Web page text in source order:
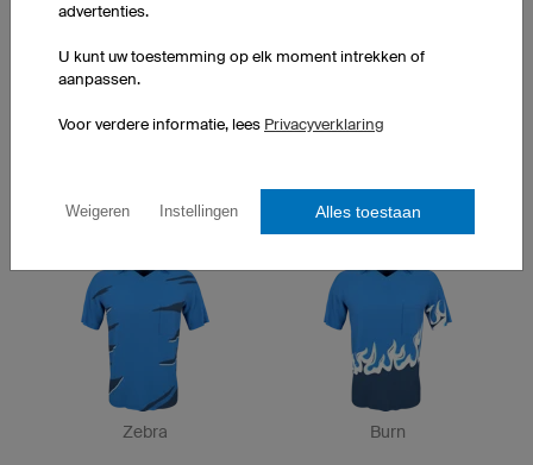
Final
Zebra Burn
advertenties.
U kunt uw toestemming op elk moment intrekken of
aanpassen.
Voor verdere informatie, lees Privacyverklaring
Weigeren Instellingen Alles toestaan